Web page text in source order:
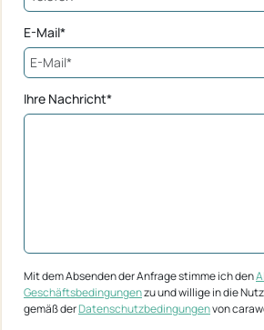
E-Mail*
Ihre Nachricht*
Mit dem Absenden der Anfrage stimme ich den
Geschäftsbedingungenzu und willige in die
gemäß derDatenschutzbedingungenvon